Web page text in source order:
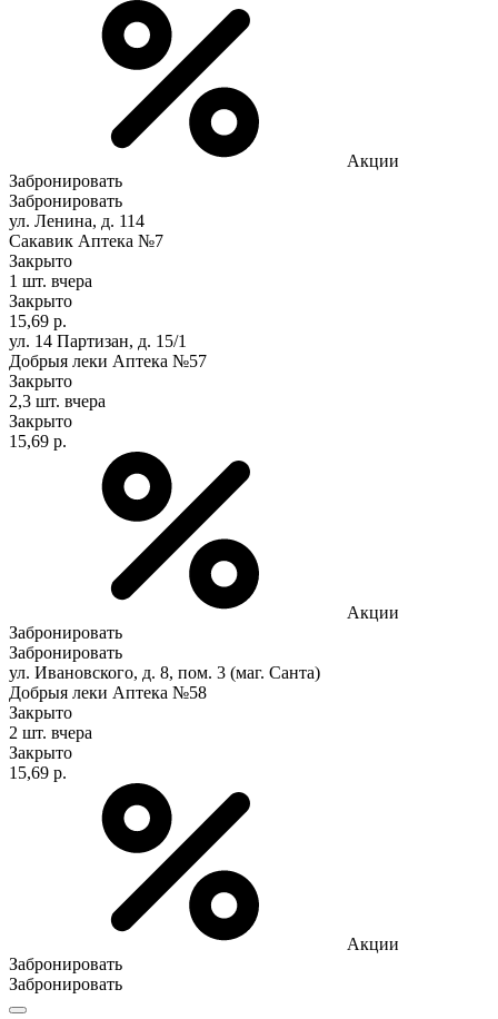
Акции
Забронировать
Забронировать
ул. Ленина, д. 114
Сакавик Аптека №7
Закрыто
1 шт. вчера
Закрыто
15,69 р.
ул. 14 Партизан, д. 15/1
Добрыя леки Аптека №57
Закрыто
2,3 шт. вчера
Закрыто
15,69 р.
Акции
Забронировать
Забронировать
ул. Ивановского, д. 8, пом. 3 (маг. Санта)
Добрыя леки Аптека №58
Закрыто
2 шт. вчера
Закрыто
15,69 р.
Акции
Забронировать
Забронировать